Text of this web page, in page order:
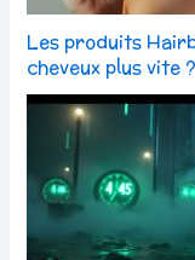
Les produits
cheveux plus vite ?